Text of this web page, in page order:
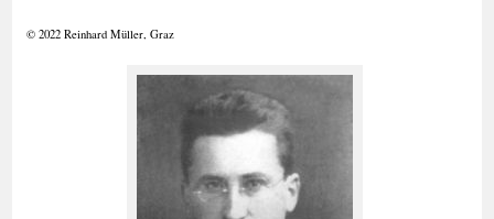
© 2022 Reinhard Müller, Graz